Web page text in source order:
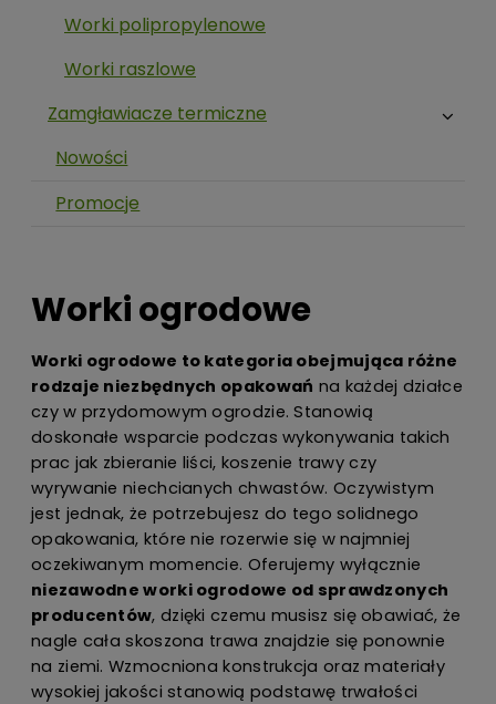
Worki polipropylenowe
Worki raszlowe
Zamgławiacze termiczne
Nowości
Promocje
Worki ogrodowe
Worki ogrodowe to kategoria obejmująca różne
rodzaje niezbędnych opakowań na każdej działce
czy w przydomowym ogrodzie. Stanowią
doskonałe wsparcie podczas wykonywania takich
prac jak zbieranie liści, koszenie trawy czy
wyrywanie niechcianych chwastów. Oczywistym
jest jednak, że potrzebujesz do tego solidnego
opakowania, które nie rozerwie się w najmniej
oczekiwanym momencie. Oferujemy wyłącznie
niezawodne worki ogrodowe od sprawdzonych
producentów, dzięki czemu musisz się obawiać, że
nagle cała skoszona trawa znajdzie się ponownie
na ziemi. Wzmocniona konstrukcja oraz materiały
wysokiej jakości stanowią podstawę trwałości